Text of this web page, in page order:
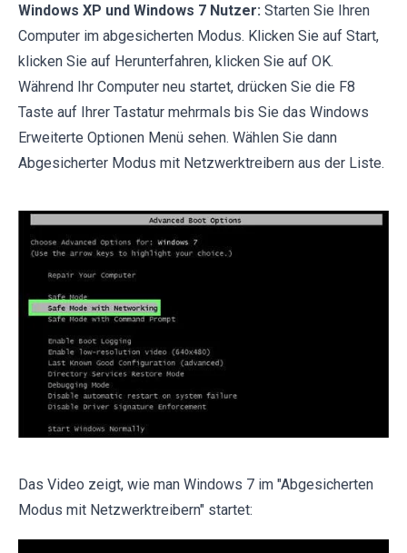
Windows XP und Windows 7 Nutzer: Starten Sie Ihren
Computer im abgesicherten Modus. Klicken Sie auf Start,
klicken Sie auf Herunterfahren, klicken Sie auf OK.
Während Ihr Computer neu startet, drücken Sie die F8
Taste auf Ihrer Tastatur mehrmals bis Sie das Windows
Erweiterte Optionen Menü sehen. Wählen Sie dann
Abgesicherter Modus mit Netzwerktreibern aus der Liste.
Das Video zeigt, wie man Windows 7 im "Abgesicherten
Modus mit Netzwerktreibern" startet: